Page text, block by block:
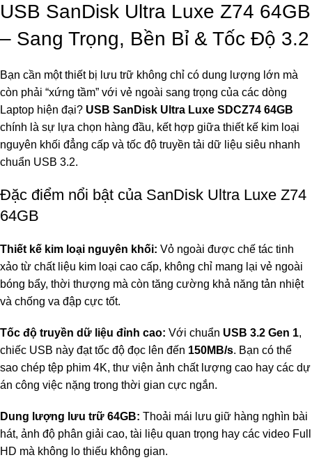
USB SanDisk Ultra Luxe Z74 64GB
– Sang Trọng, Bền Bỉ & Tốc Độ 3.2
Bạn cần một thiết bị lưu trữ không chỉ có dung lượng lớn mà
còn phải “xứng tầm” với vẻ ngoài sang trọng của các dòng
Laptop hiện đại? USB SanDisk Ultra Luxe SDCZ74 64GB
chính là sự lựa chọn hàng đầu, kết hợp giữa thiết kế kim loại
nguyên khối đẳng cấp và tốc độ truyền tải dữ liệu siêu nhanh
chuẩn USB 3.2.
Đặc điểm nổi bật của SanDisk Ultra Luxe Z74
64GB
Thiết kế kim loại nguyên khối: Vỏ ngoài được chế tác tinh
xảo từ chất liệu kim loại cao cấp, không chỉ mang lại vẻ ngoài
bóng bẩy, thời thượng mà còn tăng cường khả năng tản nhiệt
và chống va đập cực tốt.
Tốc độ truyền dữ liệu đỉnh cao: Với chuẩn USB 3.2 Gen 1,
chiếc USB này đạt tốc độ đọc lên đến 150MB/s. Bạn có thể
sao chép tệp phim 4K, thư viện ảnh chất lượng cao hay các dự
án công việc nặng trong thời gian cực ngắn.
Dung lượng lưu trữ 64GB: Thoải mái lưu giữ hàng nghìn bài
hát, ảnh độ phân giải cao, tài liệu quan trọng hay các video Full
HD mà không lo thiếu không gian.